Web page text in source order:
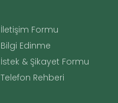
İletişim Formu
Bilgi Edinme
İstek & Şikayet Formu
Telefon Rehberi